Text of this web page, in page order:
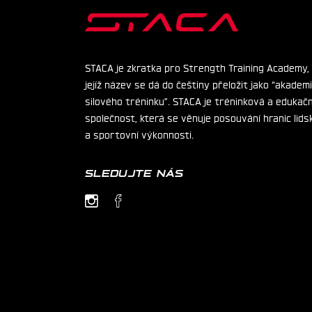
STACA je zkratka pro Strength Training Academy,
jejíž název se dá do češtiny přeložit jako
silového tréninku”. STACA je tréninková a
společnost, která se věnuje posouvání hranic
a sportovní výkonnosti.
SLEDUJTE NÁS